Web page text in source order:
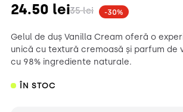
35lei
24.50 lei -30%
Gelul de duș Vanilla Cream oferă o
unică cu textură cremoasă și parfum de
cu 98% ingrediente naturale.
ÎN STOC